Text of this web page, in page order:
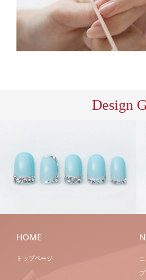
Design
ハン
ル ブライダル
HOME
トップページ